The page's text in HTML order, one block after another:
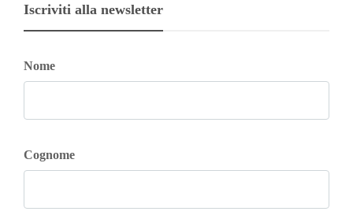
Iscriviti alla newsletter
Nome
Cognome